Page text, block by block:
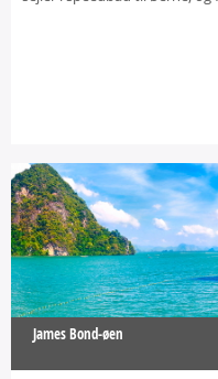
James Bond-øen